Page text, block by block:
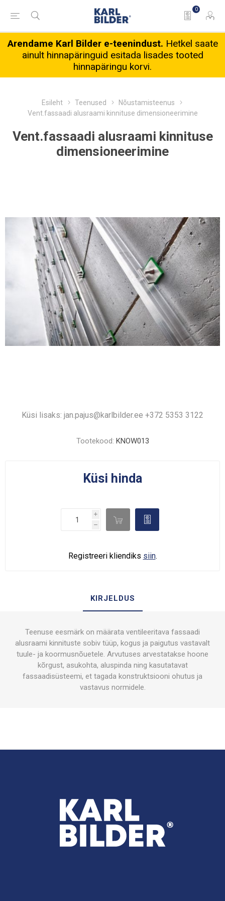
0
Arendame Karl Bilder e-teenindust. Hetkel saate
ainult hinnapäringuid esitada lisades tooted
hinnapäringu korvi.
Esileht Teenused
Nõustamisteenus
Vent.fassaadi alusraami kinnituse dimensioneerimine
Vent.fassaadi alusraami kinnituse
dimensioneerimine
Küsi lisaks: jan.pajus@karlbilder.ee +372 5353 3122
Tootekood: KNOW013
Küsi hinda
i
h
d 
Registreeri kliendiks siin.
KIRJELDUS
Teenuse eesmärk on määrata ventileeritava fassaadi
alusraami kinnituste sobiv tüüp, kogus ja paigutus vastavalt
tuule- ja koormusnõuetele. Arvutuses arvestatakse hoone
kõrgust, asukohta, aluspinda ning kasutatavat
fassaadisüsteemi, et tagada konstruktsiooni ohutus ja
vastavus normidele.